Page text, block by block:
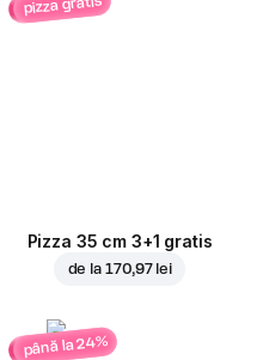
Pizza 35 cm 3+1 gratis
de la 170,97 lei
până la 24%